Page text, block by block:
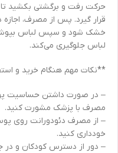
حرکت رفت و برگشتی بکشید
قرار گیرد. پس از مصرف،
خشک شود و سپس لباس
لباس جلوگیری می‌کند.
**نکات مهم هنگام خرید و
– در صورت داشتن حساسیت
مصرف با پزشک مشورت کنید.
– از مصرف دئودورانت روی
خودداری کنید.
– دور از دسترس کودکان و در